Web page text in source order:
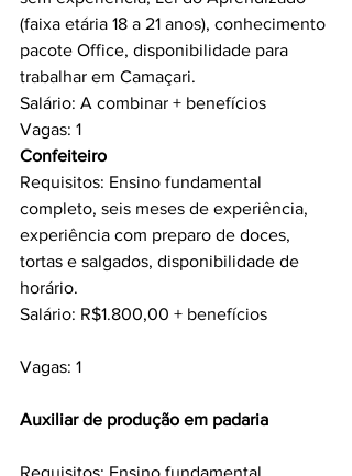
(faixa etária 18 a 21 anos), conhecimento
pacote Office, disponibilidade para
trabalhar em Camaçari.
Salário: A combinar + benefícios
Vagas: 1
Confeiteiro
Requisitos: Ensino fundamental
completo, seis meses de experiência,
experiência com preparo de doces,
tortas e salgados, disponibilidade de
horário.
Salário: R$1.800,00 + benefícios
Vagas: 1
Auxiliar de produção em padaria
Requisitos: Ensino fundamental